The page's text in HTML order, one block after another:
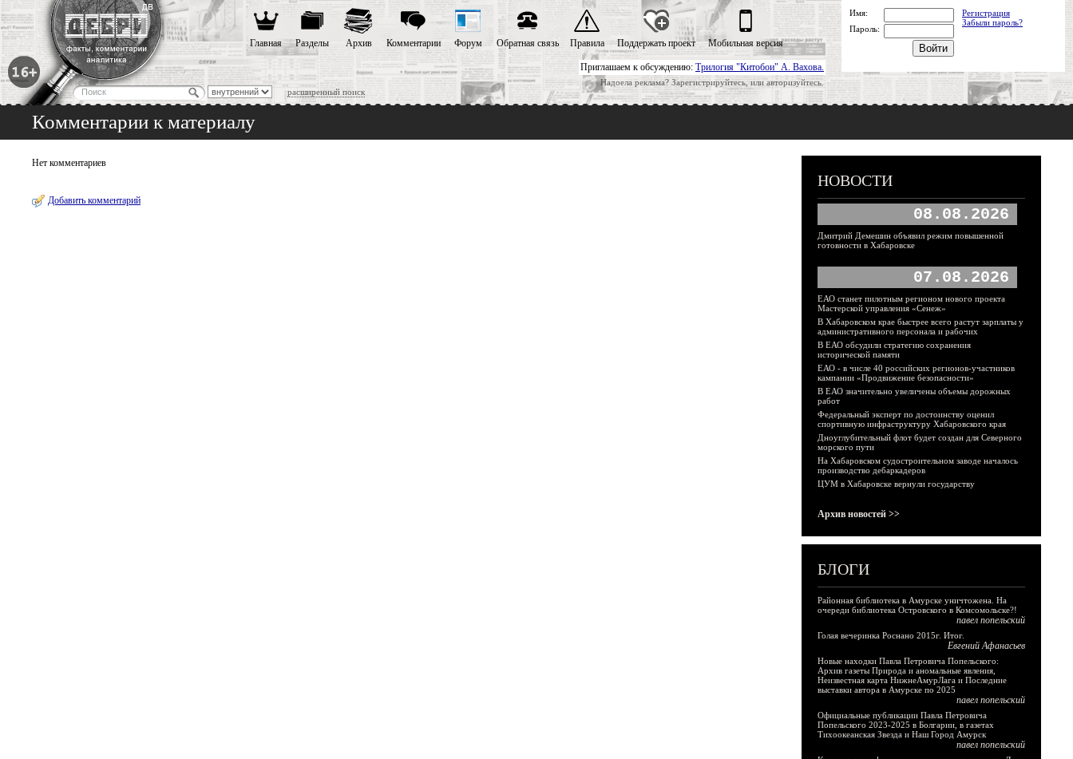
Приглашаем к обсуждению: Трилогия "Китобои" А. Вахова.
Надоела реклама? Зарегистрируйтесь, или авторизуйтесь.
расширенный поиск
Главная Разделы Архив Комментарии Форум Обратная связь Правила Поддержать проект Мобильная версия
Имя:
Регистрация
Забыли пароль?
Пароль:
Комментарии к материалу
Нет комментариев
Добавить комментарий
НОВОСТИ
08.08.2026
Дмитрий Демешин объявил режим повышенной
готовности в Хабаровске
07.08.2026
ЕАО станет пилотным регионом нового проекта
Мастерской управления «Сенеж»
В Хабаровском крае быстрее всего растут зарплаты у
административного персонала и рабочих
В ЕАО обсудили стратегию сохранения
исторической памяти
ЕАО - в числе 40 российских регионов-участников
кампании «Продвижение безопасности»
В ЕАО значительно увеличены объемы дорожных
работ
Федеральный эксперт по достоинству оценил
спортивную инфраструктуру Хабаровского края
Дноуглубительный флот будет создан для Северного
морского пути
На Хабаровском судостроительном заводе началось
производство дебаркадеров
ЦУМ в Хабаровске вернули государству
Архив новостей >>
БЛОГИ
Районная библиотека в Амурске уничтожена. На
очереди библиотека Островского в Комсомольске?!
павел попельский
Голая вечеринка Роснано 2015г. Итог.
Евгений Афанасьев
Новые находки Павла Петровича Попельского:
Архив газеты Природа и аномальные явления,
Неизвестная карта НижнеАмурЛага и Последние
выставки автора в Амурске по 2025
павел попельский
Официальные публикации Павла Петровича
Попельского 2023-2025 в Болгарии, в газетах
Тихоокеанская Звезда и Наш Город Амурск
павел попельский